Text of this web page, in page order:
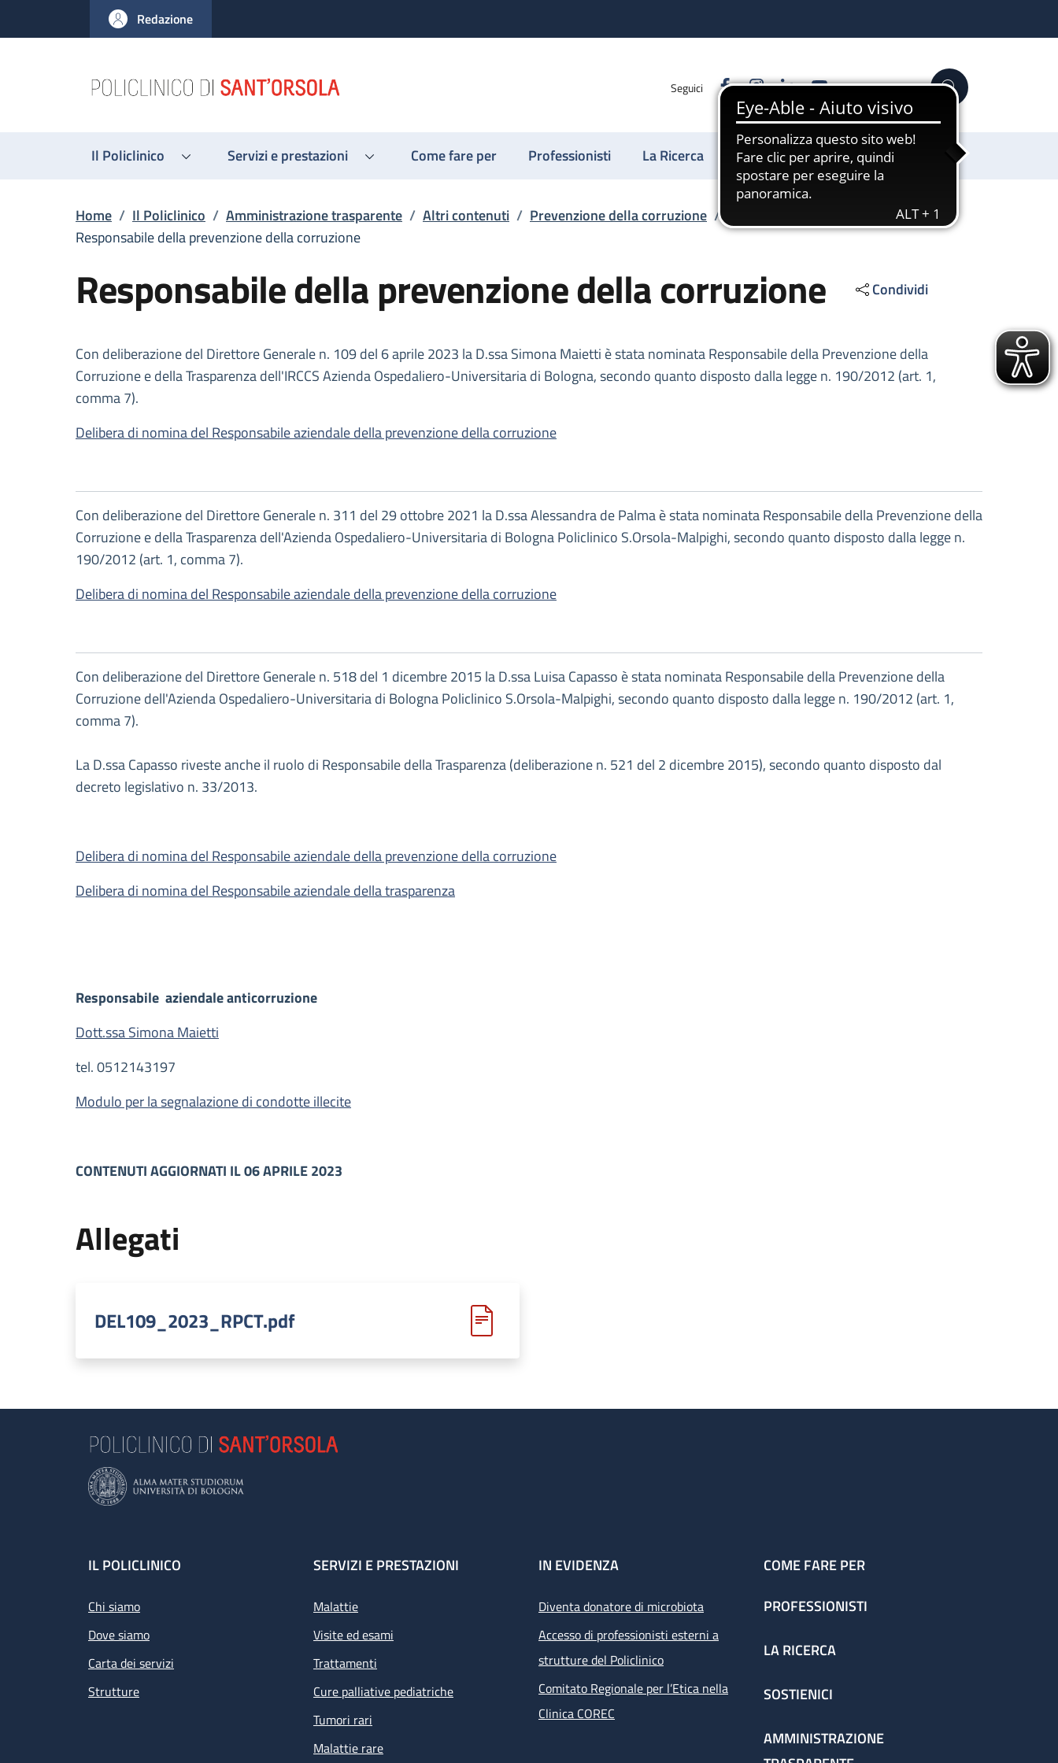
al contenuto principale
to footer content
Redazione
Seguici FacebookInstagram
LinkedinYouTube Cerca
Il Policlinico Servizi e prestazioni Come fare per Professionisti La Ricerca Sostienici
Briciole di pane
Home / Il Policlinico / Amministrazione trasparente / Altri contenuti / Prevenzione della corruzione /
Responsabile della prevenzione della corruzione
Responsabile della prevenzione della corruzione Condividi
Descrizione
Con deliberazione del Direttore Generale n. 109 del 6 aprile 2023 la D.ssa Simona Maietti è stata nominata Responsabile della Prevenzione della
Corruzione e della Trasparenza dell'IRCCS Azienda Ospedaliero-Universitaria di Bologna, secondo quanto disposto dalla legge n. 190/2012 (art. 1,
comma 7).
Delibera di nomina del Responsabile aziendale della prevenzione della corruzione
Con deliberazione del Direttore Generale n. 311 del 29 ottobre 2021 la D.ssa Alessandra de Palma è stata nominata Responsabile della Prevenzione della
Corruzione e della Trasparenza dell'Azienda Ospedaliero-Universitaria di Bologna Policlinico S.Orsola-Malpighi, secondo quanto disposto dalla legge n.
190/2012 (art. 1, comma 7).
Delibera di nomina del Responsabile aziendale della prevenzione della corruzione
Con deliberazione del Direttore Generale n. 518 del 1 dicembre 2015 la D.ssa Luisa Capasso è stata nominata Responsabile della Prevenzione della
Corruzione dell'Azienda Ospedaliero-Universitaria di Bologna Policlinico S.Orsola-Malpighi, secondo quanto disposto dalla legge n. 190/2012 (art. 1,
comma 7).
La D.ssa Capasso riveste anche il ruolo di Responsabile della Trasparenza (deliberazione n. 521 del 2 dicembre 2015), secondo quanto disposto dal
decreto legislativo n. 33/2013.
Delibera di nomina del Responsabile aziendale della prevenzione della corruzione
Delibera di nomina del Responsabile aziendale della trasparenza
Responsabile aziendale anticorruzione
Dott.ssa Simona Maietti
tel. 0512143197
Modulo per la segnalazione di condotte illecite
CONTENUTI AGGIORNATI IL 06 APRILE 2023
Allegati
DEL109_2023_RPCT.pdf
Footer
IL POLICLINICO
Chi siamo
Dove siamo
Carta dei servizi
Strutture
SERVIZI E PRESTAZIONI
Malattie
Visite ed esami
Trattamenti
Cure palliative pediatriche
Tumori rari
Malattie rare
IN EVIDENZA
Diventa donatore di microbiota
Accesso di professionisti esterni a
strutture del Policlinico
Comitato Regionale per l’Etica nella
Clinica COREC
COME FARE PER
PROFESSIONISTI
LA RICERCA
SOSTIENICI
AMMINISTRAZIONE